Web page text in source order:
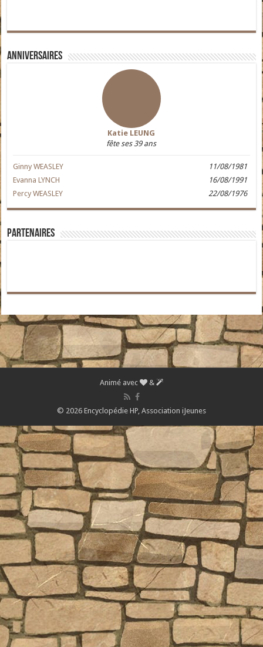
Anniversaires
Katie LEUNG
fête ses 39 ans
Ginny WEASLEY
11/08/1981
Evanna LYNCH
16/08/1991
Percy WEASLEY
22/08/1976
Partenaires
Animé avec &
© 2026 Encyclopédie HP, Association iJeunes